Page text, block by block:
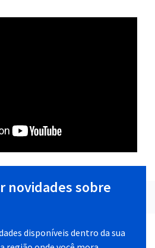
novidades sobre
disponíveis dentro da sua